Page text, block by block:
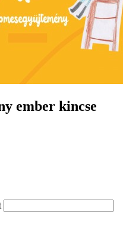
ember kincse